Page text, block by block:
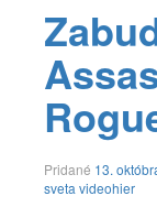
Pridané 13.
sveta videohier